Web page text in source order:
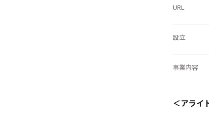
URL
設立
事業内容
＜アライ